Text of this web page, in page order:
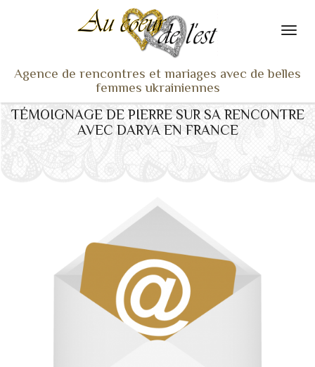
Agence de rencontres et mariages avec de belles
femmes ukrainiennes
ACCUEIL
NOS ADHÉRENTES
VU À LA TV
COACHING RENCONTRE
NOTRE DIFFÉRENCE
CONTACT
TÉMOIGNAGE DE PIERRE SUR SA RENCONTRE
AVEC DARYA EN FRANCE